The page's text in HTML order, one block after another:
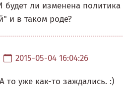
будет ли изменена
и в таком роде?
2015-05-04 16:04:26
то уже как-то заждались. :)